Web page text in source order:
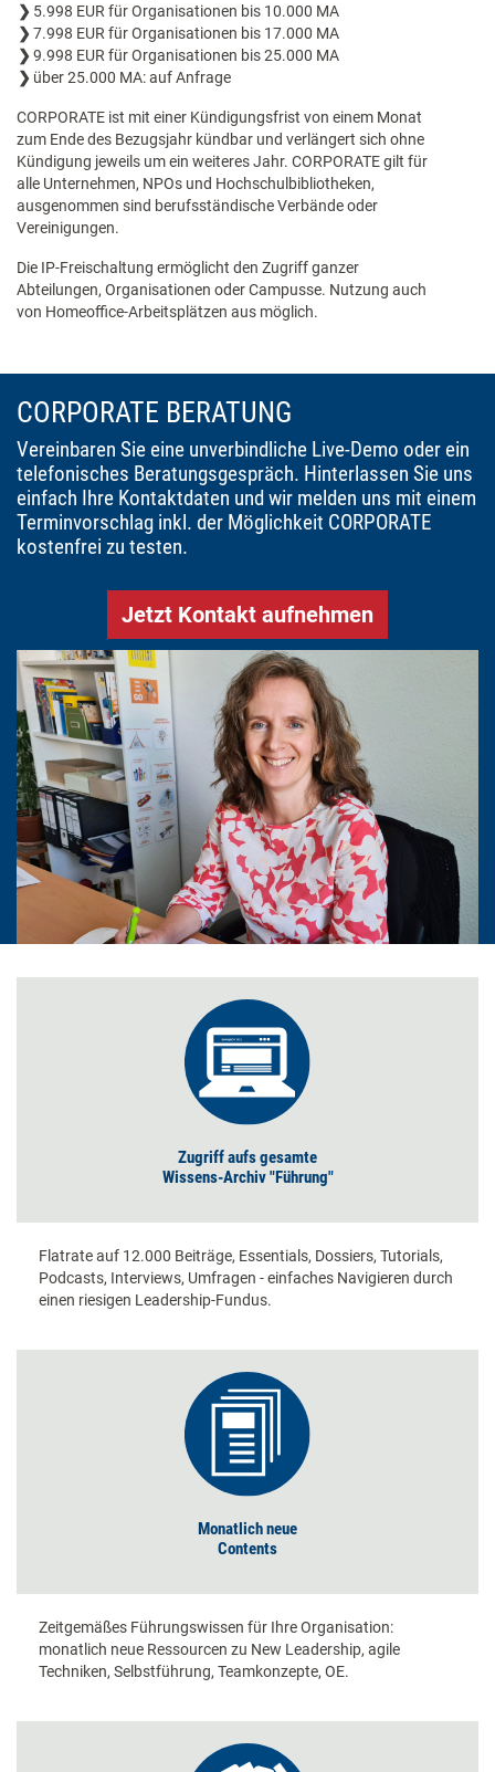
5.998 EUR für Organisationen bis 10.000 MA
7.998 EUR für Organisationen bis 17.000 MA
9.998 EUR für Organisationen bis 25.000 MA
über 25.000 MA: auf Anfrage
CORPORATE ist mit einer Kündigungsfrist von einem Monat
zum Ende des Bezugsjahr kündbar und verlängert sich ohne
Kündigung jeweils um ein weiteres Jahr. CORPORATE gilt für
alle Unternehmen, NPOs und Hochschulbibliotheken,
ausgenommen sind berufsständische Verbände oder
Vereinigungen.
Die IP-Freischaltung ermöglicht den Zugriff ganzer
Abteilungen, Organisationen oder Campusse. Nutzung auch
von Homeoffice-Arbeitsplätzen aus möglich.
CORPORATE BERATUNG
Vereinbaren Sie eine unverbindliche Live-Demo oder ein
telefonisches Beratungsgespräch. Hinterlassen Sie uns
einfach Ihre Kontaktdaten und wir melden uns mit einem
Terminvorschlag inkl. der Möglichkeit CORPORATE
kostenfrei zu testen.
Jetzt Kontakt aufnehmen
Zugriff aufs gesamte
Wissens-Archiv "Führung"
Flatrate auf 12.000 Beiträge, Essentials, Dossiers, Tutorials,
Podcasts, Interviews, Umfragen - einfaches Navigieren durch
einen riesigen Leadership-Fundus.
Monatlich neue
Contents
Zeitgemäßes Führungswissen für Ihre Organisation:
monatlich neue Ressourcen zu New Leadership, agile
Techniken, Selbstführung, Teamkonzepte, OE.